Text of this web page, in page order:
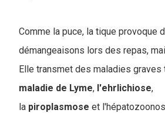
Comme la puce, la tique provoque
démangeaisons lors des repas,
Elle transmet des maladies graves
maladie de Lyme, l'ehrlichiose,
la piroplasmose et